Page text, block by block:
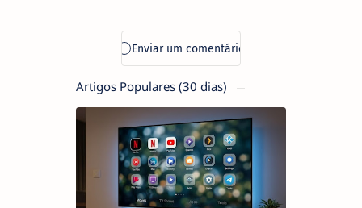
Artigos Populares (30 dias)